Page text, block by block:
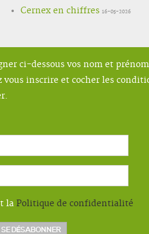
Cernex en chiffres 16-05-2026
ci-dessous vos nom et
vous inscrire et cocher les
la Politique de confidentialité